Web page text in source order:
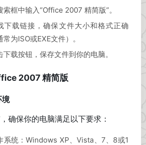
索框中输入“Office 2007 精简版”。
下载链接，确保文件大小和格式正确
常为ISO或EXE文件）。
下载按钮，保存文件到你的电脑。
2007 精简版
境
确保你的电脑满足以下要求：
系统：Windows XP、Vista、7、8或1